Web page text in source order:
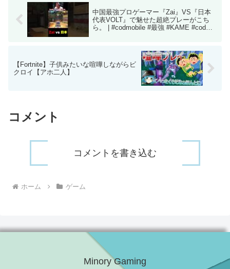
中国最強プロゲーマー『Zai』VS『日本
代表VOLT』で魅せた超絶プレーがこち
ら。 | #codmobile #最強 #KAME #codモ
【Fortnite】子供みたいな喧嘩しながらビ
クロイ【アホ二人】
コメント
コメントを書き込む
ホーム ゲーム
Minory Gaming